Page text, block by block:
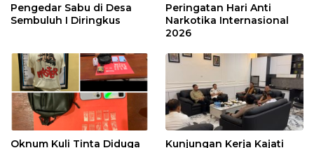
Pengedar Sabu di Desa
Sembuluh I Diringkus
Peringatan Hari Anti
Narkotika Internasional
2026
Oknum Kuli Tinta Diduga
Kunjungan Kerja Kajati